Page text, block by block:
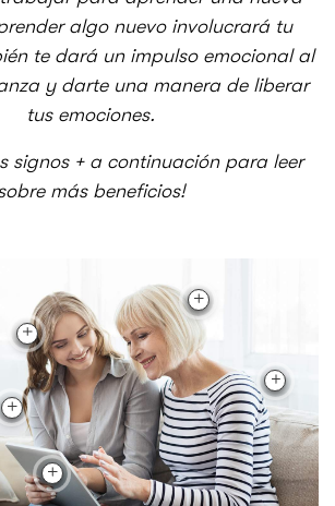
algo nuevo involucrará tu
te dará un impulso emocional al
y darte una manera de liberar
tus emociones.
signos + a continuación para leer
más beneficios!